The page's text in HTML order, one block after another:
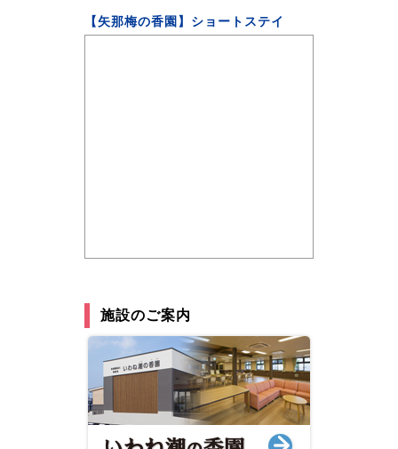
【矢那梅の香園】ショートステイ
施設のご案内